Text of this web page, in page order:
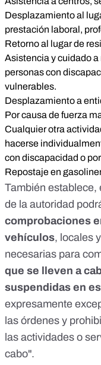
Desplazamiento al
prestación laboral,
Retorno al lugar de
Asistencia y cuidado
personas con
vulnerables.
Desplazamiento a
Por causa de fuerza
Cualquier otra
hacerse
con discapacidad o
Repostaje en
También establece,
de la autoridad
comprobaciones
vehículos, locales
necesarias para
que se lleven a
suspendidas en
expresamente
las órdenes y
las actividades o
cabo".